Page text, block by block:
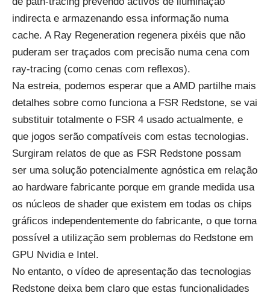
indirecta e armazenando essa informação numa
cache. A Ray Regeneration regenera pixéis que não
puderam ser traçados com precisão numa cena com
ray-tracing (como cenas com reflexos).
Na estreia, podemos esperar que a AMD partilhe mais
detalhes sobre como funciona a FSR Redstone, se vai
substituir totalmente o FSR 4 usado actualmente, e
que jogos serão compatíveis com estas tecnologias.
Surgiram relatos de que as FSR Redstone possam
ser uma solução potencialmente agnóstica em relação
ao hardware fabricante porque em grande medida usa
os núcleos de shader que existem em todas os chips
gráficos independentemente do fabricante, o que torna
possível a utilização sem problemas do Redstone em
GPU Nvidia e Intel.
No entanto, o vídeo de apresentação das tecnologias
Redstone deixa bem claro que estas funcionalidades